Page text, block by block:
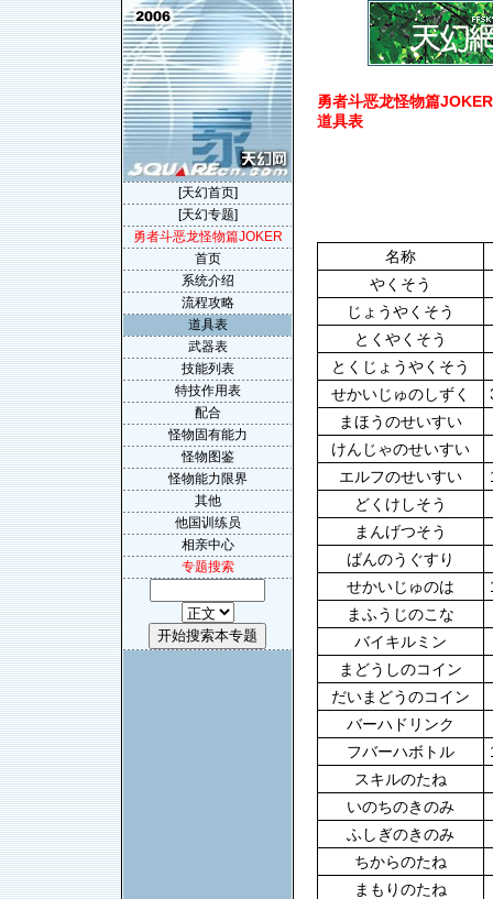
勇者斗恶龙怪物篇
道具表
名称
やくそう
じょうやくそう
とくやくそう
とくじょうやくそう
せかいじゅのしずく
まほうのせいすい
けんじゃのせいすい
エルフのせいすい
どくけしそう
まんげつそう
ばんのうぐすり
せかいじゅのは
まふうじのこな
バイキルミン
まどうしのコイン
だいまどうのコイン
バーハドリンク
フバーハボトル
スキルのたね
いのちのきのみ
ふしぎのきのみ
ちからのたね
まもりのたね
[天幻首页]
[天幻专题]
勇者斗恶龙怪物篇JOKER
首页
系统介绍
流程攻略
道具表
武器表
技能列表
特技作用表
配合
怪物固有能力
怪物图鉴
怪物能力限界
其他
他国训练员
相亲中心
专题搜索